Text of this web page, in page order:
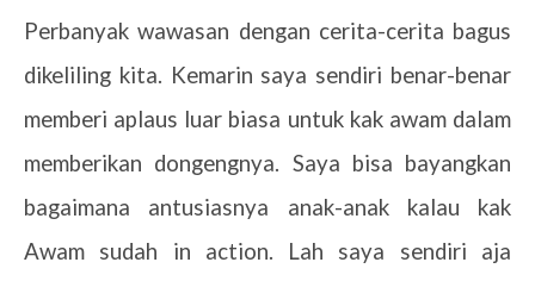
Perbanyak wawasan dengan cerita-cerita bagus
dikeliling kita. Kemarin saya sendiri benar-benar
memberi aplaus luar biasa untuk kak awam dalam
memberikan dongengnya. Saya bisa bayangkan
bagaimana antusiasnya anak-anak kalau kak
Awam sudah in action. Lah saya sendiri aja